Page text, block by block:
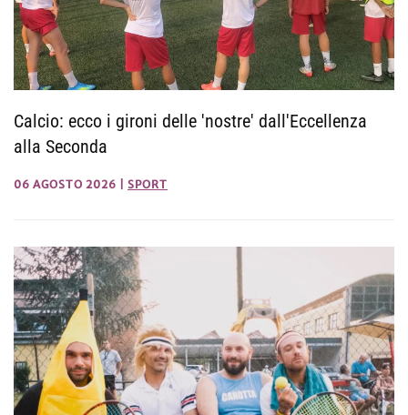
Calcio: ecco i gironi delle 'nostre' dall'Eccellenza
alla Seconda
06 AGOSTO 2026 SPORT